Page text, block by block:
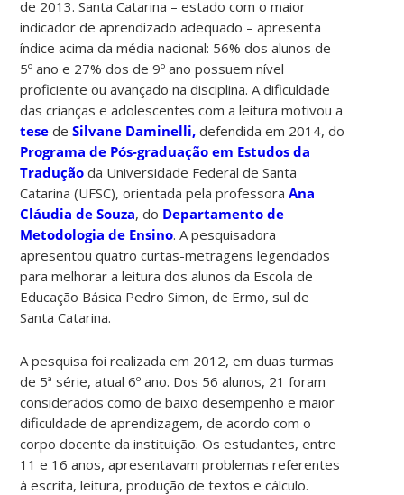
de 2013. Santa Catarina – estado com o maior
indicador de aprendizado adequado – apresenta
índice acima da média nacional: 56% dos alunos de
5º ano e 27% dos de 9º ano possuem nível
proficiente ou avançado na disciplina. A dificuldade
das crianças e adolescentes com a leitura motivou a
tese deSilvane Daminelli, defendida em 2014, do
Programa de Pós-graduação em Estudos da
Tradução da Universidade Federal de Santa
Catarina (UFSC), orientada pela professoraAna
Cláudia de Souza, do Departamento de
Metodologia de Ensino. A pesquisadora
apresentou quatro curtas-metragens legendados
para melhorar a leitura dos alunos da Escola de
Educação Básica Pedro Simon, de Ermo, sul de
Santa Catarina.
A pesquisa foi realizada em 2012, em duas turmas
de 5ª série, atual 6º ano. Dos 56 alunos, 21 foram
considerados como de baixo desempenho e maior
dificuldade de aprendizagem, de acordo com o
corpo docente da instituição. Os estudantes, entre
11 e 16 anos, apresentavam problemas referentes
à escrita, leitura, produção de textos e cálculo.